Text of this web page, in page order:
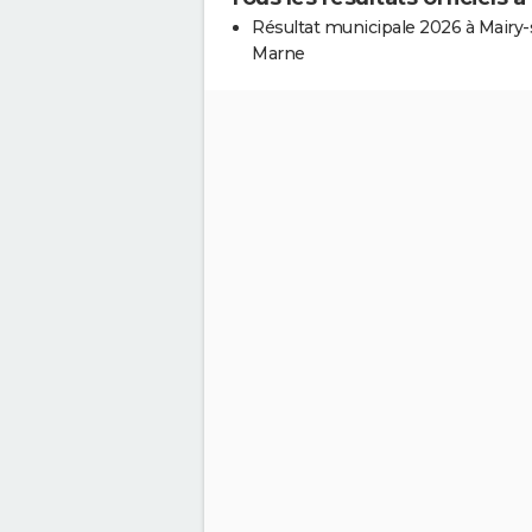
Résultat municipale 2026 à
Marne